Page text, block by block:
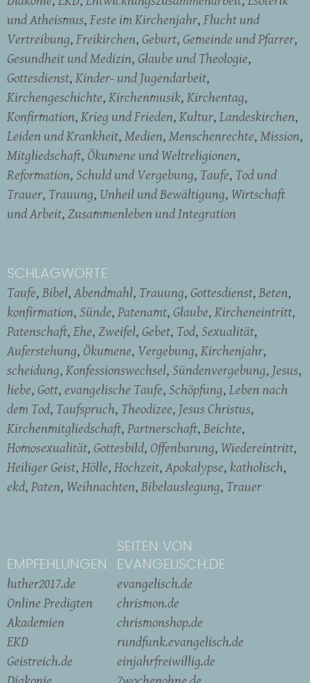
und Atheismus Feste im Kirchenjahr Flucht und
Vertreibung Freikirchen Geburt Gemeinde und Pfarrer
Gesundheit und Medizin Glaube und Theologie
Gottesdienst Kinder- und Jugendarbeit
Kirchengeschichte Kirchenmusik Kirchentag
Konfirmation Krieg und Frieden Kultur Landeskirchen
Leiden und Krankheit Medien Menschenrechte Mission
Mitgliedschaft Ökumene und Weltreligionen
Reformation Schuld und Vergebung Taufe Tod und
Trauer Trauung Unheil und Bewältigung Wirtschaft
und Arbeit Zusammenleben und Integration
SCHLAGWORTE
Taufe Bibel Abendmahl Trauung Gottesdienst Beten
konfirmation Sünde Patenamt Glaube Kircheneintritt
Patenschaft Ehe Zweifel Gebet Tod Sexualität
Auferstehung Ökumene Vergebung Kirchenjahr
scheidung Konfessionswechsel Sündenvergebung Jesus
liebe Gott evangelische Taufe Schöpfung Leben nach
dem Tod Taufspruch Theodizee Jesus Christus
Kirchenmitgliedschaft Partnerschaft Beichte
Homosexualität Gottesbild Offenbarung Wiedereintritt
Heiliger Geist Hölle Hochzeit Apokalypse katholisch
ekd Paten Weihnachten Bibelauslegung Trauer
EMPFEHLUNGEN
luther2017.de
Online Predigten
Akademien
EKD
Geistreich.de
SEITEN VON
EVANGELISCH.DE
evangelisch.de
chrismon.de
chrismonshop.de
rundfunk.evangelisch.de
einjahrfreiwillig.de